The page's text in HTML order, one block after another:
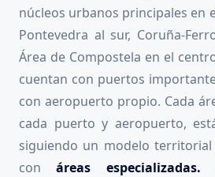
núcleos urbanos principales en
Pontevedra al sur, Coruña-
Área de Compostela en el
cuentan con puertos
con aeropuerto propio. Cada
cada puerto y aeropuerto,
siguiendo un modelo territorial
conáreas especializadas.